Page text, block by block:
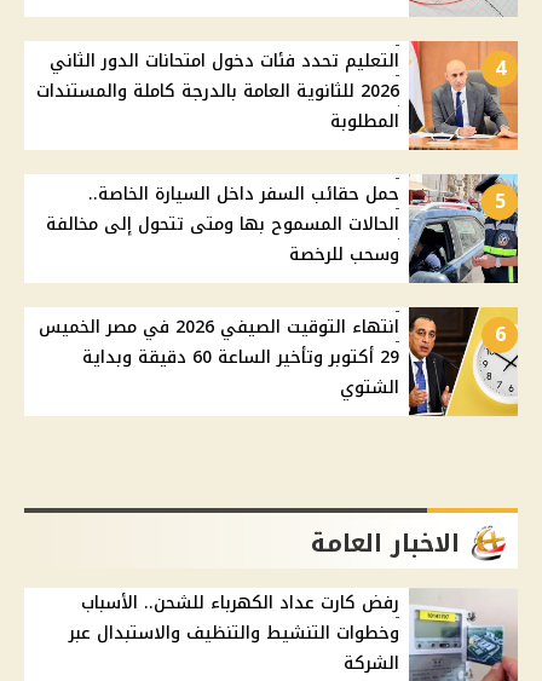
4
التعليم تحدد فئات دخول امتحانات الدور الثاني
2026 للثانوية العامة بالدرجة كاملة والمستندات
المطلوبة
5
حمل حقائب السفر داخل السيارة الخاصة..
الحالات المسموح بها ومتى تتحول إلى مخالفة
وسحب للرخصة
6
انتهاء التوقيت الصيفي 2026 في مصر الخميس
29 أكتوبر وتأخير الساعة 60 دقيقة وبداية
الشتوي
الاخبار العامة
رفض كارت عداد الكهرباء للشحن.. الأسباب
وخطوات التنشيط والتنظيف والاستبدال عبر
الشركة